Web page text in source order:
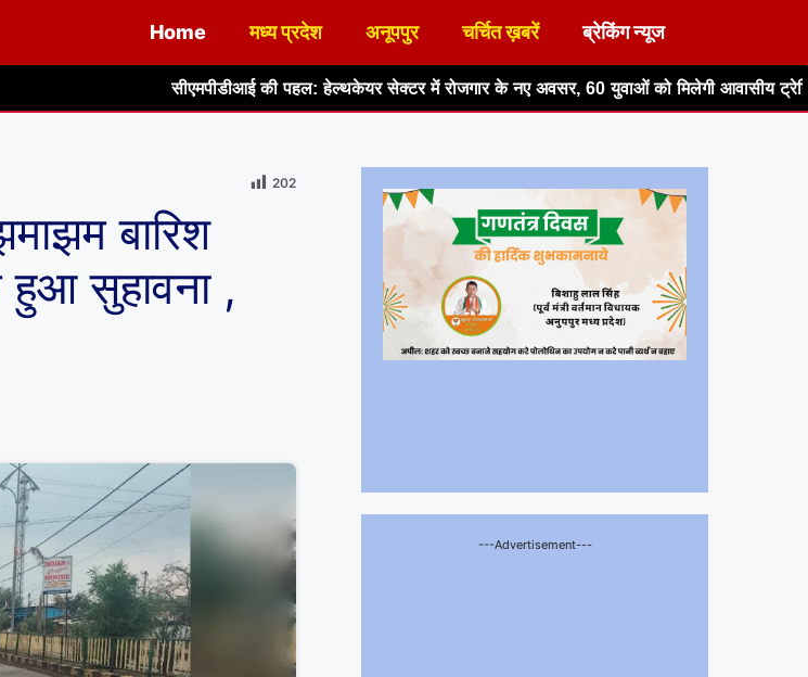
Home मध्य प्रदेश अनूपपुर चर्चित ख़बरें ब्रेकिंग न्यूज
सीएमपीडीआई की पहल: हेल्थकेयर सेक्टर में रोजगार के नए अवसर, 60 युवाओं को मिलेगी आवासीय ट्रेनिंग विश्व स्तनपान
202
बारिश
हुआ सुहावना ,
---Advertisement---